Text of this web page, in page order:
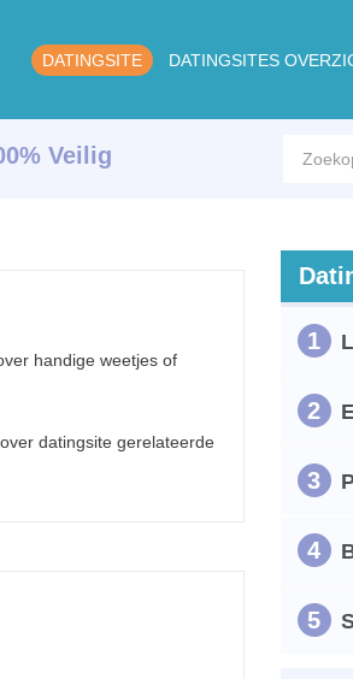
DATINGSITE DATINGSITES
Veilig
handige weetjes of
datingsite gerelateerde
1
2
3
4
5